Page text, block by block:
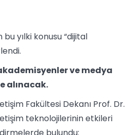
bu yılki konusu “dijital
ve medya
alınacak.
Fakültesi Dekanı Prof. Dr.
teknolojilerinin etkileri